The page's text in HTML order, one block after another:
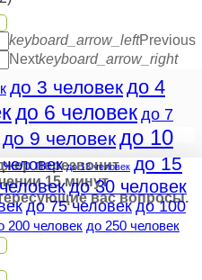
keyboard_arrow_leftPrevious
Nextkeyboard_arrow_right
перезвонит
15 минут
вас вопросы.
до 3 человекдо 4
до 6 человек до 7
до 9 человекдо 10
до 13 человек до 15
до 30 человек
до 75 человек до 100
200 человек до 250 человек